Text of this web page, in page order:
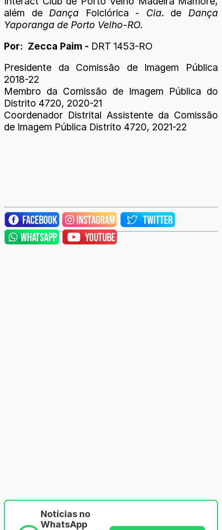
além de Dança Folclórica - Cia. de Dança
Yaporanga de Porto Velho-RO.
Por: Zecca Paim - DRT 1453-RO
Presidente da Comissão de Imagem Pública
2018-22
Membro da Comissão de Imagem Pública do
Distrito 4720, 2020-21
Coordenador Distrital Assistente da Comissão
de Imagem Pública Distrito 4720, 2021-22
Notícias no
WhatsApp